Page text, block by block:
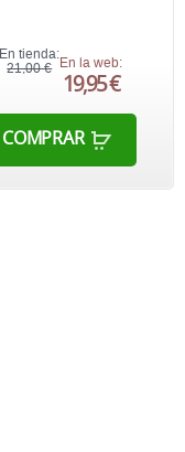
En tienda:
21,00 €
En la web:
19,95 €
COMPRAR